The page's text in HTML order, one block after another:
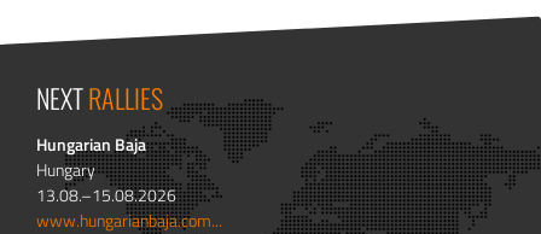
NEXTRALLIES
Hungarian Baja
Hungary
13.08.–15.08.2026
www.hungarianbaja.com...